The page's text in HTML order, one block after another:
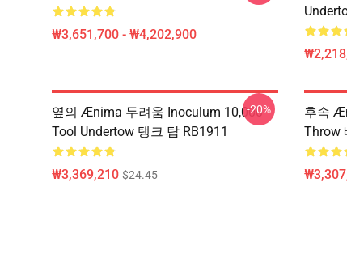
₩3,651,700 - ₩4,202,900
옆의 Ænima 두려움 Inoculum 10,000-
Tool Undertow 탱크 탑 RB1911
₩3,369,210 $24.45
-20%
후속
Throw